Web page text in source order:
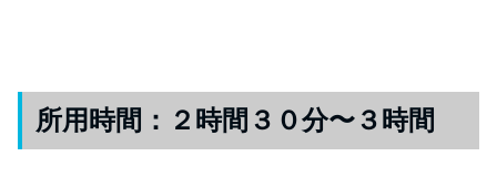
所用時間：２時間３０分〜３時間